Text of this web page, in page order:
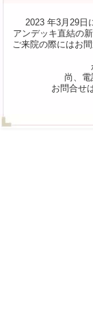
2023 年3月29日
アンデッキ直結の
ご来院の際にはお
尚、
お問合せ